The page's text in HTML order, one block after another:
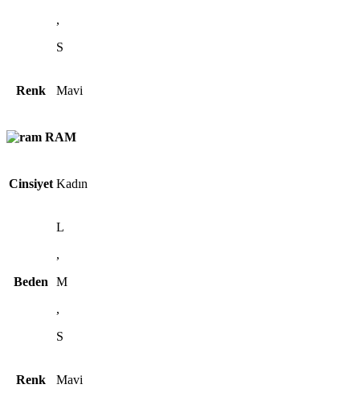
,
S
Renk Mavi
RAM
Cinsiyet Kadın
Beden
L
,
M
,
S
Renk Mavi